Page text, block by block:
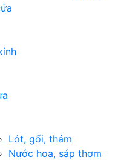
Lót, gối, thảm
Nước hoa, sáp thơm